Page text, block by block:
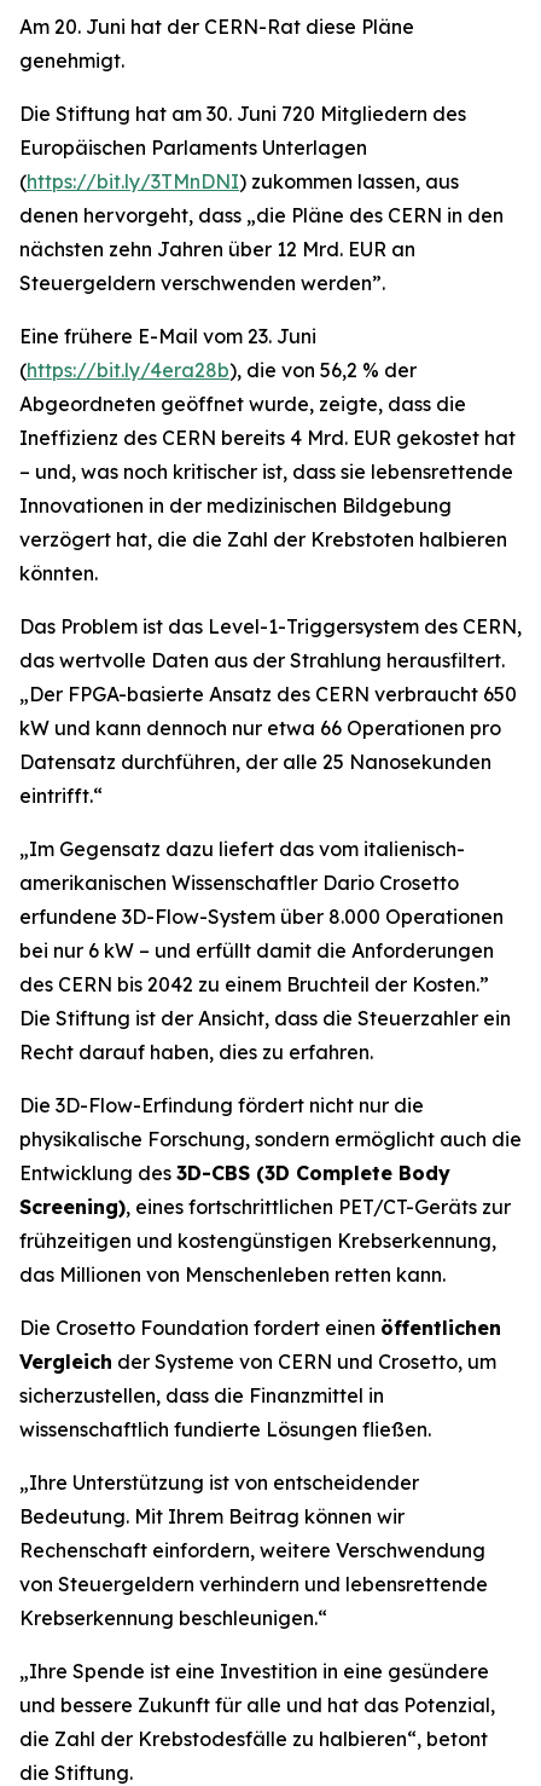
Am 20. Juni hat der CERN-Rat diese Pläne
genehmigt.
Die Stiftung hat am 30. Juni 720 Mitgliedern des
Europäischen Parlaments Unterlagen
(https://bit.ly/3TMnDNI) zukommen lassen, aus
denen hervorgeht, dass „die Pläne des CERN in den
nächsten zehn Jahren über 12 Mrd. EUR an
Steuergeldern verschwenden werden”.
Eine frühere E-Mail vom 23. Juni
(https://bit.ly/4era28b), die von 56,2 % der
Abgeordneten geöffnet wurde, zeigte, dass die
Ineffizienz des CERN bereits 4 Mrd. EUR gekostet hat
– und, was noch kritischer ist, dass sie lebensrettende
Innovationen in der medizinischen Bildgebung
verzögert hat, die die Zahl der Krebstoten halbieren
könnten.
Das Problem ist das Level-1-Triggersystem des CERN,
das wertvolle Daten aus der Strahlung herausfiltert.
„Der FPGA-basierte Ansatz des CERN verbraucht 650
kW und kann dennoch nur etwa 66 Operationen pro
Datensatz durchführen, der alle 25 Nanosekunden
eintrifft.“
„Im Gegensatz dazu liefert das vom italienisch-
amerikanischen Wissenschaftler Dario Crosetto
erfundene 3D-Flow-System über 8.000 Operationen
bei nur 6 kW – und erfüllt damit die Anforderungen
des CERN bis 2042 zu einem Bruchteil der Kosten.”
Die Stiftung ist der Ansicht, dass die Steuerzahler ein
Recht darauf haben, dies zu erfahren.
Die 3D-Flow-Erfindung fördert nicht nur die
physikalische Forschung, sondern ermöglicht auch die
Entwicklung des 3D-CBS (3D Complete Body
Screening), eines fortschrittlichen PET/CT-Geräts zur
frühzeitigen und kostengünstigen Krebserkennung,
das Millionen von Menschenleben retten kann.
Die Crosetto Foundation fordert einen öffentlichen
Vergleich der Systeme von CERN und Crosetto, um
sicherzustellen, dass die Finanzmittel in
wissenschaftlich fundierte Lösungen fließen.
„Ihre Unterstützung ist von entscheidender
Bedeutung. Mit Ihrem Beitrag können wir
Rechenschaft einfordern, weitere Verschwendung
von Steuergeldern verhindern und lebensrettende
Krebserkennung beschleunigen.“
„Ihre Spende ist eine Investition in eine gesündere
und bessere Zukunft für alle und hat das Potenzial,
die Zahl der Krebstodesfälle zu halbieren“, betont
die Stiftung.